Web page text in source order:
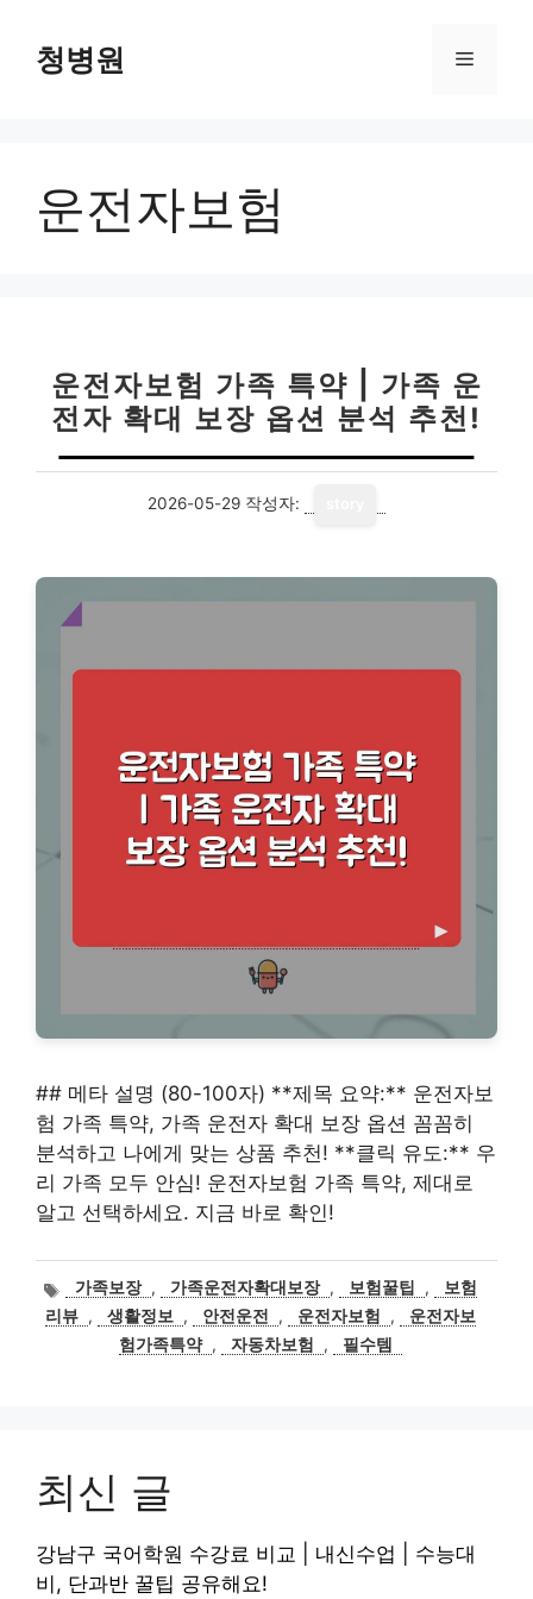
청병원 메
운전자보험
운전자보험 가족 특약 | 가족 운
전자 확대 보장 옵션 분석 추천!
2026-05-29 작성자:
## 메타 설명 (80-100자) **제목 요약:** 운전자보
험 가족 특약, 가족 운전자 확대 보장 옵션 꼼꼼히
분석하고 나에게 맞는 상품 추천! **클릭 유도:** 우
리 가족 모두 안심! 운전자보험 가족 특약, 제대로
알고 선택하세요. 지금 바로 확인!
태
그
가족보장 , 가족운전자확대보장 , 보험꿀팁 ,
보험
리뷰 , 생활정보 , 안전운전 , 운전자보험 ,
운전자보
험가족특약 , 자동차보험 , 필수템
최신 글
강남구 국어학원 수강료 비교 | 내신수업 | 수능대
비, 단과반 꿀팁 공유해요!